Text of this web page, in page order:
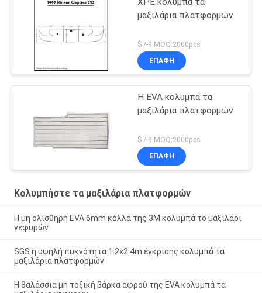
μαξιλάρια πλατφορμών
$7-9 MOQ:2000pcs
ΕΠΑΦΉ
Η EVA κολυμπά τα
μαξιλάρια πλατφορμών
$7-9 MOQ:2000pcs
ΕΠΑΦΉ
Κολυμπήστε τα μαξιλάρια πλατφορμών
Η μη ολισθηρή EVA 6mm κόλλα της 3M κολυμπά το μαξιλάρι
γεφυρών
SGS η υψηλή πυκνότητα 1.2x2.4m έγκρισης κολυμπά τα
μαξιλάρια πλατφορμών
Η θαλάσσια μη τοξική βάρκα αφρού της EVA κολυμπά τα